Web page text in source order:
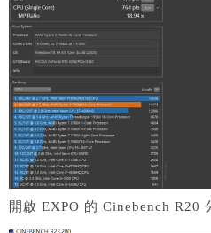
開啟 EXPO 的 Cinebench R20